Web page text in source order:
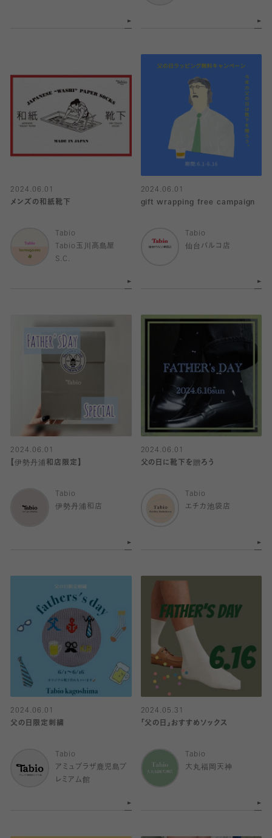
2024.06.01
メンズの和紙靴下
Tabio
Tabio玉川高島屋
S.C.
2024.06.01
gift wrapping free campaign
Tabio
仙台パルコ店
2024.06.01
【伊勢丹浦和店限定】
Tabio
伊勢丹浦和店
2024.06.01
父の日に靴下を贈ろう
Tabio
エチカ池袋店
2024.06.01
父の日限定刺繍
Tabio
アミュプラザ鹿児島プ
レミアム館
2024.05.31
「父の日」おすすめソックス
Tabio
大丸福岡天神